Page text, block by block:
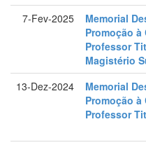
7-Fev-2025
Memorial
Promoção à
Professor
Magistério
13-Dez-2024
Memorial
Promoção à
Professor